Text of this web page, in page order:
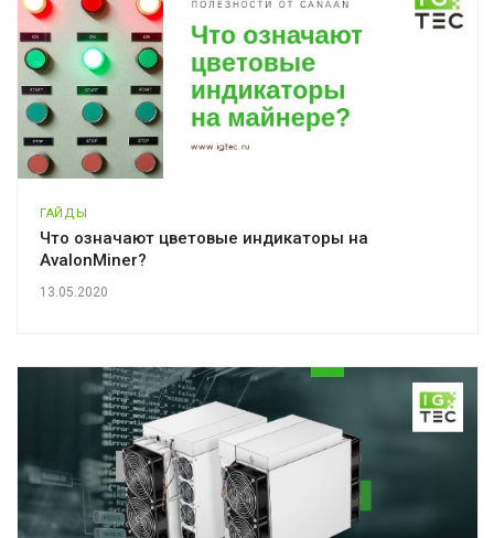
ГАЙДЫ
Что означают цветовые индикаторы на
AvalonMiner?
13.05.2020